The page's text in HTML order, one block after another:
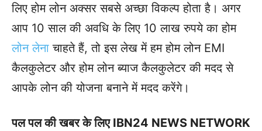
लिए होम लोन अक्सर सबसे अच्छा विकल्प होता है। अगर
आप 10 साल की अवधि के लिए 10 लाख रुपये का होम
लोन लेना चाहते हैं, तो इस लेख में हम होम लोन EMI
कैलकुलेटर और होम लोन ब्याज कैलकुलेटर की मदद से
आपके लोन की योजना बनाने में मदद करेंगे।
पल पल की खबर के लिए IBN24 NEWS NETWORK